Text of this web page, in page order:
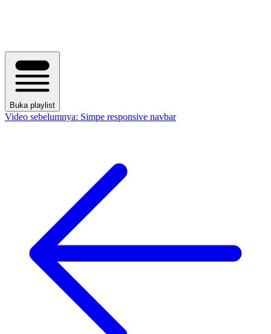
Buka playlist
Video sebelumnya: Simpe responsive navbar